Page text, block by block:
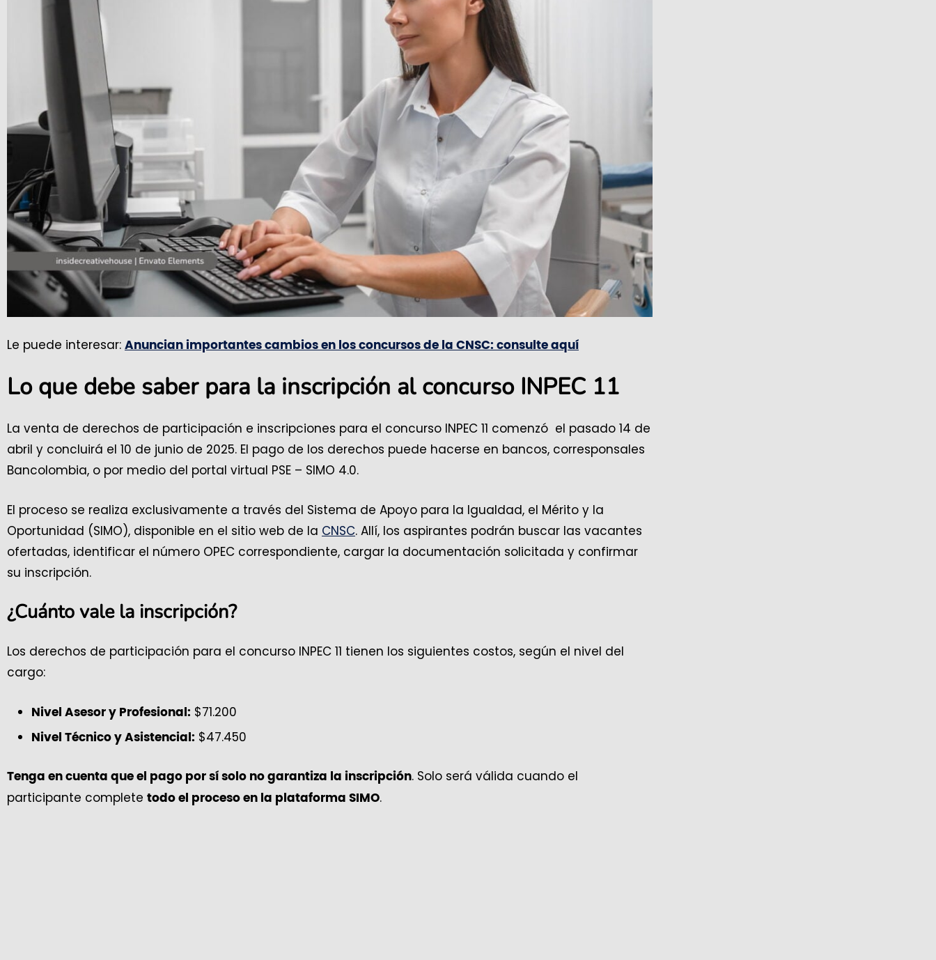
Le puede interesar: Anuncian importantes cambios en los concursos de la CNSC: consulte aquí
Lo que debe saber para la inscripción al concurso INPEC 11
La venta de derechos de participación e inscripciones para el concurso INPEC 11 comenzó el pasado 14 de
abril y concluirá el 10 de junio de 2025. El pago de los derechos puede hacerse en bancos, corresponsales
Bancolombia, o por medio del portal virtual PSE – SIMO 4.0.
El proceso se realiza exclusivamente a través del Sistema de Apoyo para la Igualdad, el Mérito y la
Oportunidad (SIMO), disponible en el sitio web de la CNSC. Allí, los aspirantes podrán buscar las vacantes
ofertadas, identificar el número OPEC correspondiente, cargar la documentación solicitada y confirmar
su inscripción.
¿Cuánto vale la inscripción?
Los derechos de participación para el concurso INPEC 11 tienen los siguientes costos, según el nivel del
cargo:
Nivel Asesor y Profesional: $71.200
Nivel Técnico y Asistencial: $47.450
Tenga en cuenta que el pago por sí solo no garantiza la inscripción. Solo será válida cuando el
participante complete todo el proceso en la plataforma SIMO.